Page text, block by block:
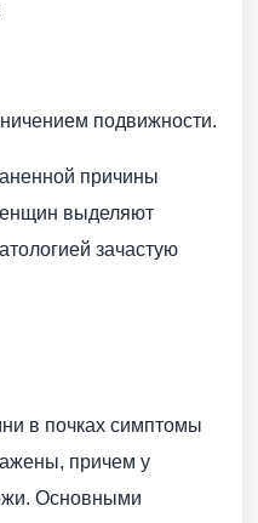
подвижности.
причины
выделяют
зачастую
в почках симптомы
причем у
Основными